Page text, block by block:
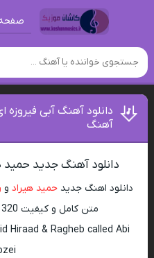
دانلود آهنگ آبی
آهنگ
دانلود آهنگ جدید حمید
دانلود اهنگ جدید حمید هیراد و
متن کامل و کیفیت 320 از رسانه ی کاشان موزیک
Hiraad & Ragheb called Abi